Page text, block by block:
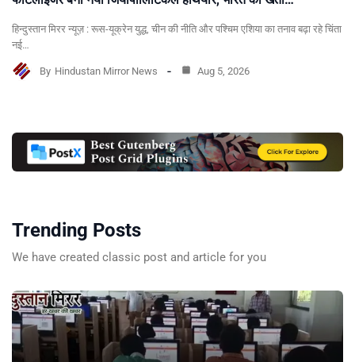
हिन्दुस्तान मिरर न्यूज़ : रूस-यूक्रेन युद्ध, चीन की नीति और पश्चिम एशिया का तनाव बढ़ा रहे चिंता
नई…
By Hindustan Mirror News Aug 5, 2026
Trending Posts
We have created classic post and article for you